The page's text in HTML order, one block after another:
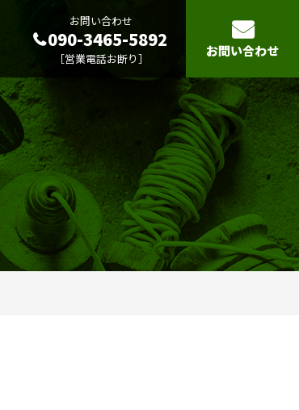
お問い合わせ
090-3465-5892
［営業電話お断り］ お問い合わせ